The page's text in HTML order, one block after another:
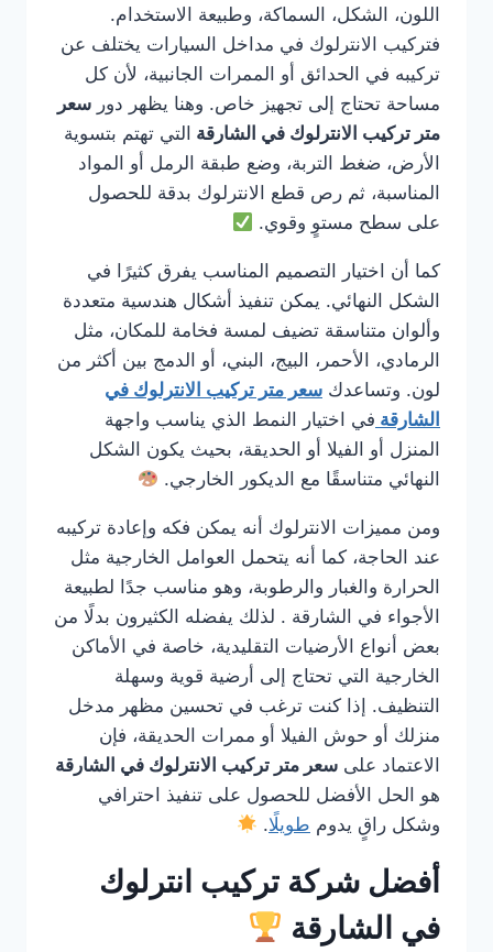
اللون، الشكل، السماكة، وطبيعة الاستخدام.
فتركيب الانترلوك في مداخل السيارات يختلف عن
تركيبه في الحدائق أو الممرات الجانبية، لأن كل
مساحة تحتاج إلى تجهيز خاص. وهنا يظهر دور سعر
متر تركيب الانترلوك في الشارقة التي تهتم بتسوية
الأرض، ضغط التربة، وضع طبقة الرمل أو المواد
المناسبة، ثم رص قطع الانترلوك بدقة للحصول
على سطح مستوٍ وقوي.
كما أن اختيار التصميم المناسب يفرق كثيرًا في
الشكل النهائي. يمكن تنفيذ أشكال هندسية متعددة
وألوان متناسقة تضيف لمسة فخامة للمكان، مثل
الرمادي، الأحمر، البيج، البني، أو الدمج بين أكثر من
لون. وتساعدك سعر متر تركيب الانترلوك في
الشارقة في اختيار النمط الذي يناسب واجهة
المنزل أو الفيلا أو الحديقة، بحيث يكون الشكل
النهائي متناسقًا مع الديكور الخارجي.
ومن مميزات الانترلوك أنه يمكن فكه وإعادة تركيبه
عند الحاجة، كما أنه يتحمل العوامل الخارجية مثل
الحرارة والغبار والرطوبة، وهو مناسب جدًا لطبيعة
الأجواء في الشارقة . لذلك يفضله الكثيرون بدلًا من
بعض أنواع الأرضيات التقليدية، خاصة في الأماكن
الخارجية التي تحتاج إلى أرضية قوية وسهلة
التنظيف. إذا كنت ترغب في تحسين مظهر مدخل
منزلك أو حوش الفيلا أو ممرات الحديقة، فإن
الاعتماد على سعر متر تركيب الانترلوك في الشارقة
هو الحل الأفضل للحصول على تنفيذ احترافي
وشكل راقٍ يدوم طويلًا.
أفضل شركة تركيب انترلوك
في الشارقة